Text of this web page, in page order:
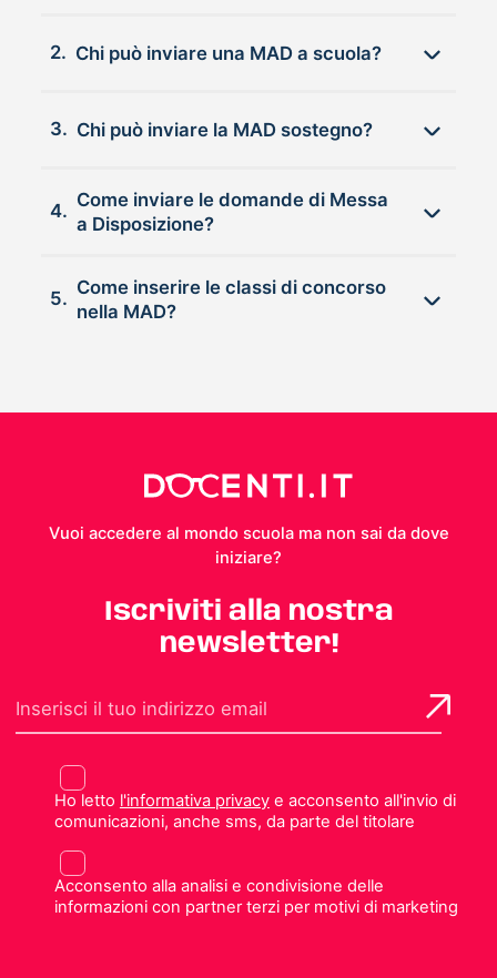
2. Chi può inviare una MAD a scuola?
3. Chi può inviare la MAD sostegno?
4.
Come inviare le domande di Messa
a Disposizione?
5.
Come inserire le classi di concorso
nella MAD?
Vuoi accedere al mondo scuola ma non sai da dove
iniziare?
Iscriviti alla nostra
newsletter!
Ho letto l'informativa privacye acconsento all'invio di
comunicazioni, anche sms, da parte del titolare
Acconsento alla analisi e condivisione delle
informazioni con partner terzi per motivi di marketing